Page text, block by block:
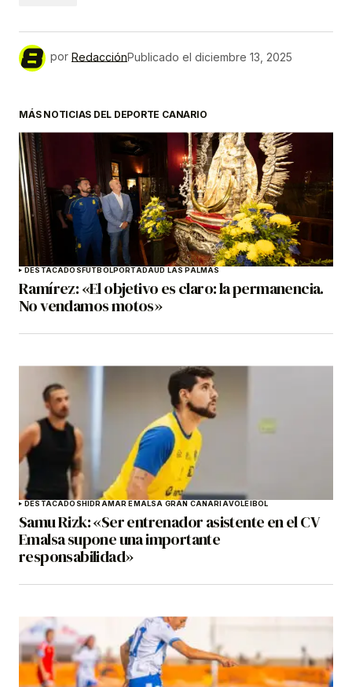
por RedacciónPublicado el diciembre 13, 2025
MÁS NOTICIAS DEL DEPORTE CANARIO
DESTACADOS FÚTBOLPORTADAUD LAS PALMAS
Ramírez: «El objetivo es claro: la permanencia.
No vendamos motos»
DESTACADOS HIDRAMAR EMALSA GRAN CANARIAVOLEIBOL
Samu Rizk: «Ser entrenador asistente en el CV
Emalsa supone una importante
responsabilidad»